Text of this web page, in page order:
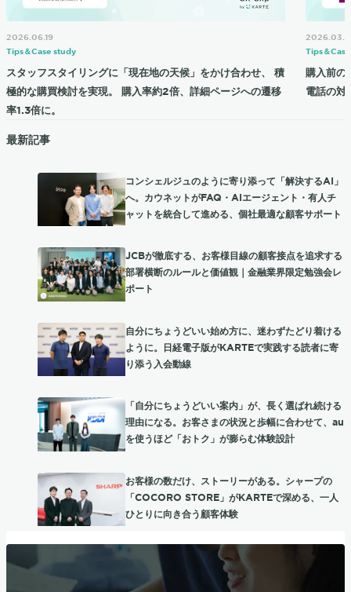
2026.06.19
Tips＆Case study
スタッフスタイリングに「現在地の天候」をかけ合わせ、 積
極的な購買検討を実現。 購入率約2倍、詳細ページへの遷移
率1.3倍に。
Tips＆
購入前の
電話の
最新記事
コンシェルジュのように寄り添って「解決するAI」
へ。カウネットがFAQ・AIエージェント・有人チ
ャットを統合して進める、個社最適な顧客サポート
JCBが徹底する、お客様目線の顧客接点を追求する
部署横断のルールと価値観｜金融業界限定勉強会レ
ポート
自分にちょうどいい始め方に、迷わずたどり着ける
ように。日経電子版がKARTEで実践する読者に寄
り添う入会動線
「自分にちょうどいい案内」が、長く選ばれ続ける
理由になる。お客さまの状況と歩幅に合わせて、au
を使うほど「おトク」が膨らむ体験設計
お客様の数だけ、ストーリーがある。シャープの
「COCORO STORE」がKARTEで深める、一人
ひとりに向き合う顧客体験